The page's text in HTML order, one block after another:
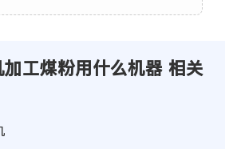
工煤粉用什么机器 相关